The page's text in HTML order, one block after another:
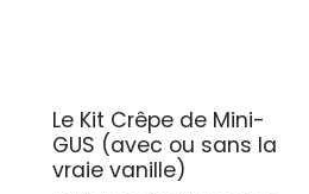
Le Kit Crêpe de Mini-
GUS (avec ou sans la
vraie vanille)